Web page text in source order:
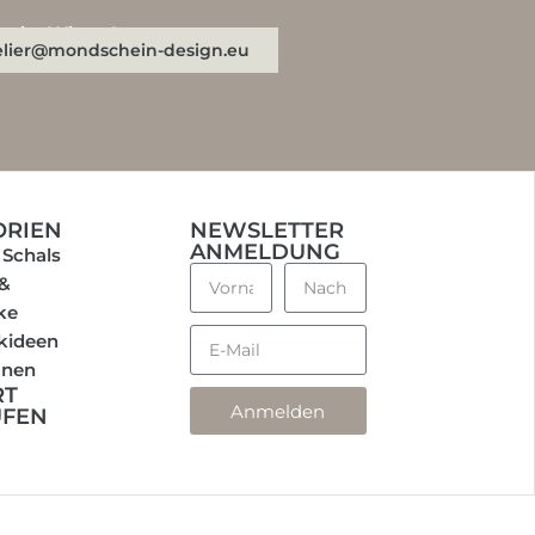
WhatsApp:
design.eu
NEWSLETTER
ANMELDUNG
Anmelden